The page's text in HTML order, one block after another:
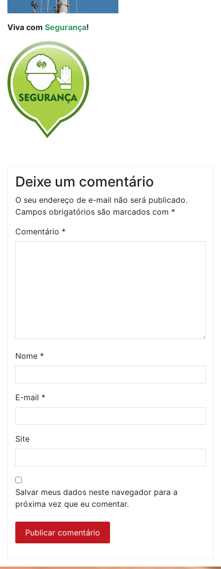
Viva com Segurança!
Deixe um comentário
O seu endereço de e-mail não será publicado.
Campos obrigatórios são marcados com *
Comentário *
Nome *
E-mail *
Site
Salvar meus dados neste navegador para a
próxima vez que eu comentar.